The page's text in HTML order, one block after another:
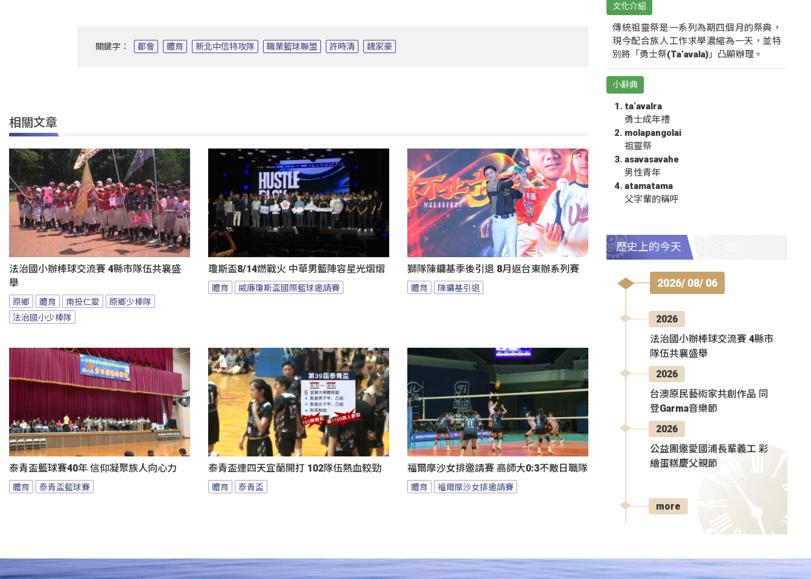
關鍵字： 都會 體育 新北中信特攻隊 職業籃球聯盟 許時清 魏家豪
相關文章
法治國小辦棒球交流賽 4縣市隊伍共襄盛
舉
原鄉 體育 南投仁愛
原鄉少棒隊
法治國小少棒隊
瓊斯盃8/14燃戰火 中華男籃陣容星光熠熠
體育 威廉瓊斯盃國際籃球邀請賽
獅隊陳鏞基季後引退 8月返台東辦系列賽
體育 陳鏞基引退
泰青盃籃球賽40年 信仰凝聚族人向心力
體育 泰青盃籃球賽
泰青盃連四天宜蘭開打 102隊伍熱血較勁
體育 泰青盃
福爾摩沙女排邀請賽 高師大0:3不敵日職隊
體育 福爾摩沙女排邀請賽
文化介紹
傳統祖靈祭是一系列為期四個月的祭典，
現今配合族人工作求學濃縮為一天，並特
別將「勇士祭(Ta‘avala)」凸顯辦理。
小辭典
ta‘avalra
勇士成年禮
molapangolai
祖靈祭
asavasavahe
男性青年
atamatama
父字輩的稱呼
歷史上的今天
2026/ 08/ 06
2026
法治國小辦棒球交流賽 4縣市
隊伍共襄盛舉
2026
台澳原民藝術家共創作品 同
登Garma音樂節
2026
公益團邀愛國浦長輩義工 彩
繪蛋糕慶父親節
more